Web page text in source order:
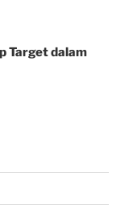
Target dalam